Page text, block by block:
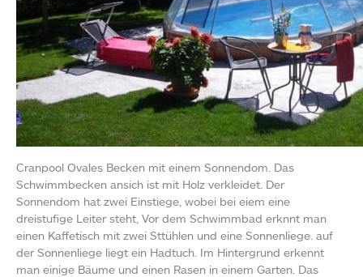
Cranpool Ovales Becken mit einem Sonnendom. Das
Schwimmbecken ansich ist mit Holz verkleidet. Der
Sonnendom hat zwei Einstiege, wobei bei eiem eine
dreistufige Leiter steht, Vor dem Schwimmbad erknnt man
einen Kaffetisch mit zwei Sttühlen und eine Sonnenliege. auf
der Sonnenliege liegt ein Hadtuch. Im Hintergrund erkennt
man einige Bäume und einen Rasen in einem Garten. Das